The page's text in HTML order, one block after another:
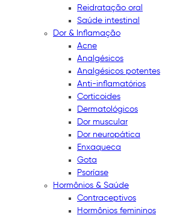
Reidratação oral
Saúde intestinal
Dor & Inflamação
Acne
Analgésicos
Analgésicos potentes
Anti-inflamatórios
Corticoides
Dermatológicos
Dor muscular
Dor neuropática
Enxaqueca
Gota
Psoríase
Hormônios & Saúde
Contraceptivos
Hormônios femininos